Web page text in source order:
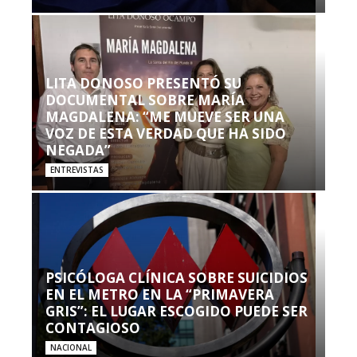
LITA DONOSO PRESENTÓ SU
DOCUMENTAL SOBRE MARÍA
MAGDALENA: “ME MUEVE SER UNA
VOZ DE ESTA VERDAD QUE HA SIDO
NEGADA”
ENTREVISTAS
PSICÓLOGA CLÍNICA SOBRE SUICIDIOS
EN EL METRO EN LA “PRIMAVERA
GRIS”: EL LUGAR ESCOGIDO PUEDE SER
CONTAGIOSO
NACIONAL